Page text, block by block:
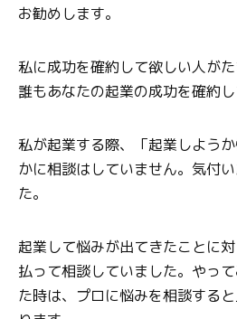
お勧めします。
私に成功を確約して欲しい人がた
誰もあなたの起業の成功を確約し
私が起業する際、「起業しよう
かに相談はしていません。気付
た。
起業して悩みが出てきたことに
払って相談していました。やっ
た時は、プロに悩みを相談する